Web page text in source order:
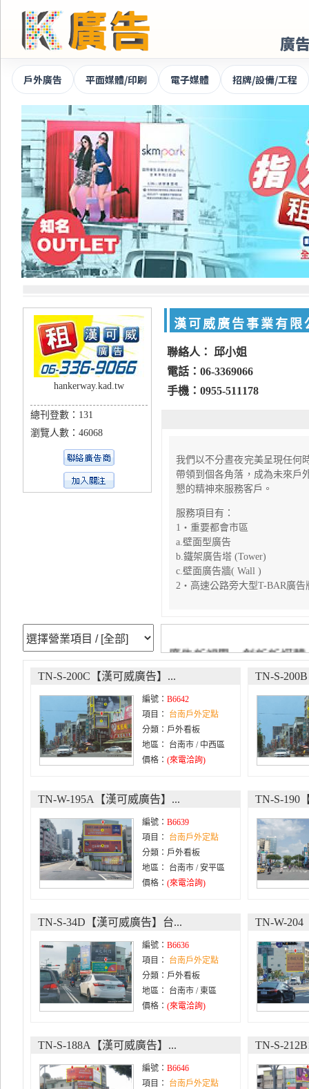
廣
戶外廣告 平面媒體/印刷 電子媒體 招牌/設備/工程
hankerway.kad.tw
總刊登數：131
瀏覽人數：46068
漢可威廣告事業有限
聯絡人： 邱小姐
電話：06-3369066
手機：0955-511178
我們以不分晝夜完美呈現任何
帶領到個各角落，成為未來戶
懇的精神來服務客戶。
服務項目有：
1‧重要都會市區
a.壁面型廣告
b.鐵架廣告塔 (Tower)
c.壁面廣告牆( Wall )
2‧高速公路旁大型T-BAR廣告
廣告新視界、創新新媒
TN-S-200C【漢可威廣告】...
編號： B6642
項目：
台南戶外定點
分類：戶外看板
地區： 台南市 / 中西區
價格： (來電洽詢)
TN-S-
TN-W-195A【漢可威廣告】...
編號： B6639
項目：
台南戶外定點
分類：戶外看板
地區： 台南市 / 安平區
價格： (來電洽詢)
TN-S-190
TN-S-34D【漢可威廣告】台...
編號： B6636
項目：
台南戶外定點
分類：戶外看板
地區： 台南市 / 東區
價格： (來電洽詢)
TN-W-204
TN-S-188A【漢可威廣告】...
編號： B6646
項目：
台南戶外定點
TN-S-